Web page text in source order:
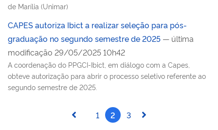
de Marília (Unimar)
CAPES autoriza Ibict a realizar seleção para pós-
graduação no segundo semestre de 2025 — última
modificação 29/05/2025 10h42
A coordenação do PPGCI-Ibict, em diálogo com a Capes,
obteve autorização para abrir o processo seletivo referente ao
segundo semestre de 2025.
1 2 3